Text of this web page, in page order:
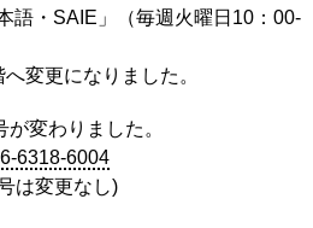
語・SAIE」（毎週火曜日10：00-
変更になりました。
が変わりました。
6318-6004
は変更なし)